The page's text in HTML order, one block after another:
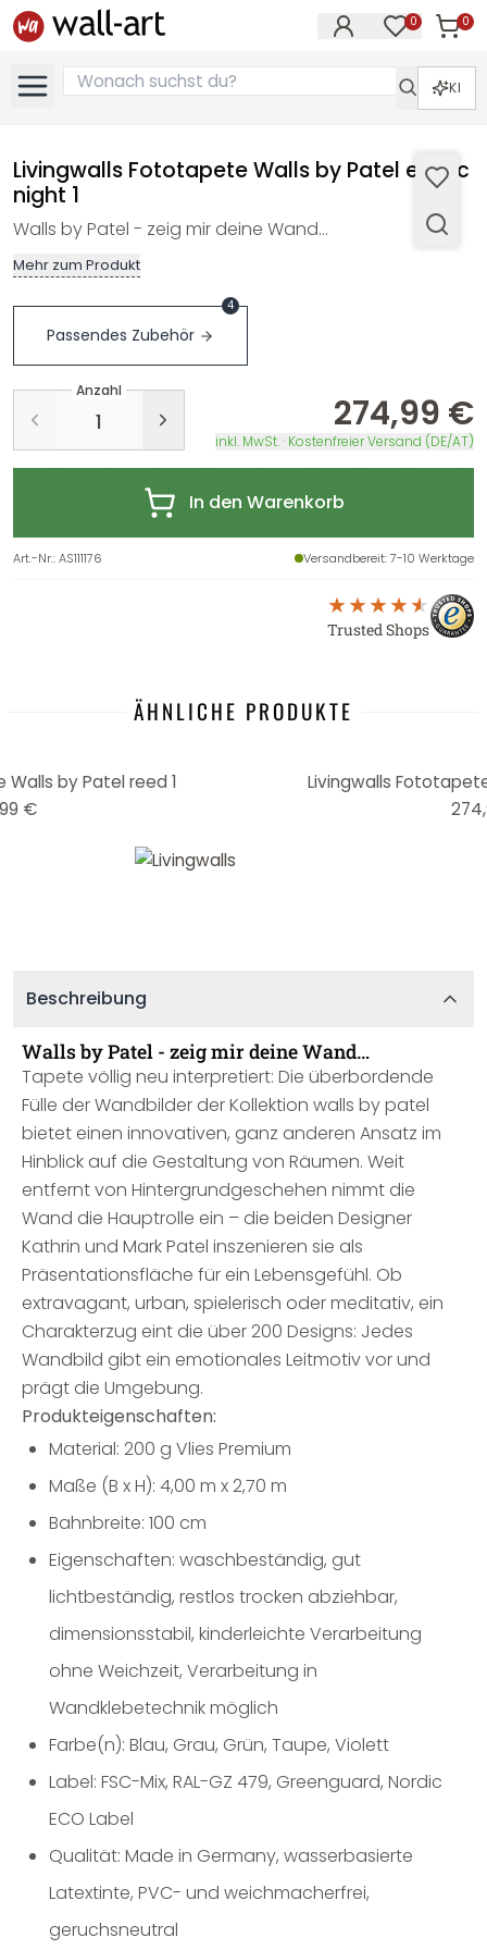
0 0
KI
Livingwalls Fototapete Walls by Patel exotic
night 1
Walls by Patel - zeig mir deine Wand…
Mehr zum Produkt
Passendes Zubehör
4
Anzahl
274,99 €
inkl. MwSt. · Kostenfreier Versand (DE/AT)
In den Warenkorb
Art.-Nr.:AS111176 Versandbereit: 7-10 Werktage
Trusted Shops
ÄHNLICHE PRODUKTE
by Patel reed 1
€
Livingwalls
Beschreibung
Walls by Patel - zeig mir deine Wand…
Tapete völlig neu interpretiert: Die überbordende
Fülle der Wandbilder der Kollektion walls by patel
bietet einen innovativen, ganz anderen Ansatz im
Hinblick auf die Gestaltung von Räumen. Weit
entfernt von Hintergrundgeschehen nimmt die
Wand die Hauptrolle ein – die beiden Designer
Kathrin und Mark Patel inszenieren sie als
Präsentationsfläche für ein Lebensgefühl. Ob
extravagant, urban, spielerisch oder meditativ, ein
Charakterzug eint die über 200 Designs: Jedes
Wandbild gibt ein emotionales Leitmotiv vor und
prägt die Umgebung.
Produkteigenschaften:
Material: 200 g Vlies Premium
Maße (B x H): 4,00 m x 2,70 m
Bahnbreite: 100 cm
Eigenschaften: waschbeständig, gut
lichtbeständig, restlos trocken abziehbar,
dimensionsstabil, kinderleichte Verarbeitung
ohne Weichzeit, Verarbeitung in
Wandklebetechnik möglich
Farbe(n): Blau, Grau, Grün, Taupe, Violett
Label: FSC-Mix, RAL-GZ 479, Greenguard, Nordic
ECO Label
Qualität: Made in Germany, wasserbasierte
Latextinte, PVC- und weichmacherfrei,
geruchsneutral